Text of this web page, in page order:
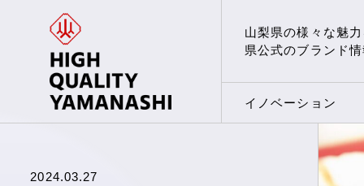
山梨県の様々な魅
県公式のブランド
イノベーション
2024.03.27